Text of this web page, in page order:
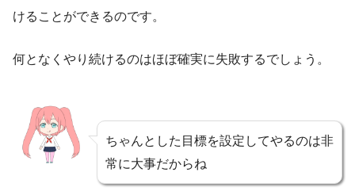
けることができるのです。
何となくやり続けるのはほぼ確実に失敗するでしょう。
ちゃんとした目標を設定してやるのは非
常に大事だからね